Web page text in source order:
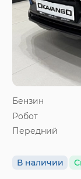
Бензин
Робот
Передний
В наличии